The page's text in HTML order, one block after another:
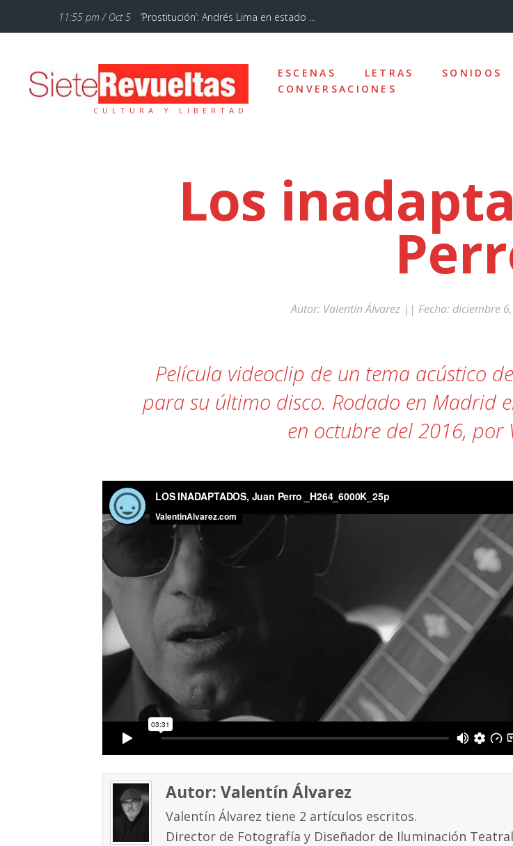
11:55 pm / Oct 5 ‘Prostitución’: Andrés Lima en estado ...
10:46 pm / Ene 18 Cuando lo sencillo se hace sublime
Un poemario bello
Vienen tiempos de comedia con Teatro de la Ciudad
CULTURA Y LIBERTAD
ESCENAS LETRAS SONIDOS
CONVERSACIONES
Los
Autor: Valentín Álvarez|| Fecha: diciembre
Película videoclip de un tema acústico
para su último disco. Rodado en Madrid
en octubre del 2016, por
Autor: Valentín Álvarez
Valentín Álvarez tiene 2 artículos escritos.
Director de Fotografía y Diseñador de Iluminación